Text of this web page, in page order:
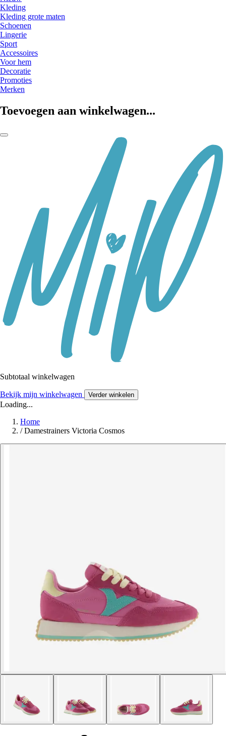
Kleding
Kleding grote maten
Schoenen
Lingerie
Sport
Accessoires
Voor hem
Decoratie
Promoties
Merken
Toevoegen aan winkelwagen...
Subtotaal winkelwagen
Bekijk mijn winkelwagen Verder winkelen
Loading...
Home
/ Damestrainers Victoria Cosmos